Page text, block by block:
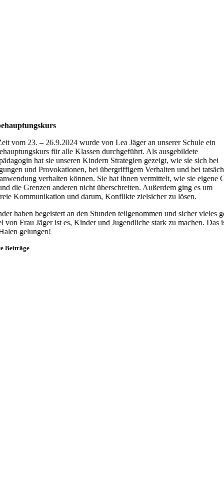
vom 23. – 26.9.2024 wurde von Lea Jäger an unserer Schule ein
für alle Klassen durchgeführt. Als ausgebildete
hat sie unseren Kindern Strategien gezeigt, wie sie sich bei
und Provokationen, bei übergriffigem Verhalten und bei
verhalten können. Sie hat ihnen vermittelt, wie sie eigene
die Grenzen anderen nicht überschreiten. Außerdem ging es um
Kommunikation und darum, Konflikte zielsicher zu lösen.
haben begeistert an den Stunden teilgenommen und sicher vieles
von Frau Jäger ist es, Kinder und Jugendliche stark zu machen. Das
gelungen!
Beiträge